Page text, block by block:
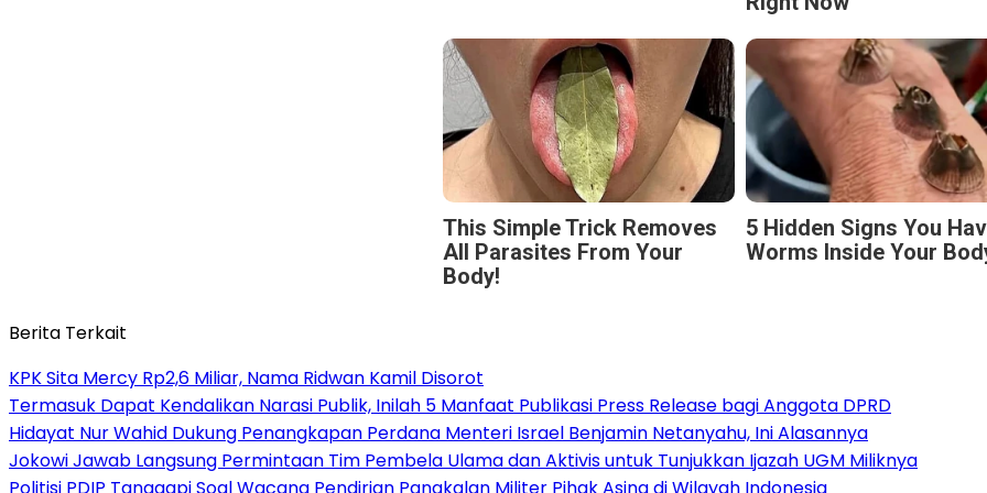
This Simple Trick Removes
All Parasites From Your
Body!
5 Hidden Signs You
Worms Inside Your
Berita Terkait
KPK Sita Mercy Rp2,6 Miliar, Nama Ridwan Kamil Disorot
Termasuk Dapat Kendalikan Narasi Publik, Inilah 5 Manfaat Publikasi Press Release bagi Anggota DPRD
Hidayat Nur Wahid Dukung Penangkapan Perdana Menteri Israel Benjamin Netanyahu, Ini Alasannya
Jokowi Jawab Langsung Permintaan Tim Pembela Ulama dan Aktivis untuk Tunjukkan Ijazah UGM Miliknya